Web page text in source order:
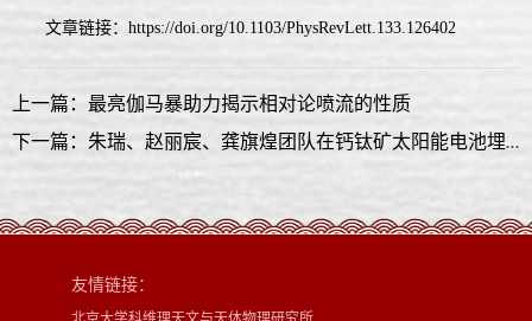
文章链接： https://doi.org/10.1103/PhysRevLett.133.126402
上一篇：最亮伽马暴助力揭示相对论喷流的性质
下一篇：朱瑞、赵丽宸、龚旗煌团队在钙钛矿太阳能电池埋底界面研究中取得重要进展
友情链接：